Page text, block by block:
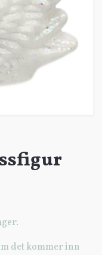
det kommer inn